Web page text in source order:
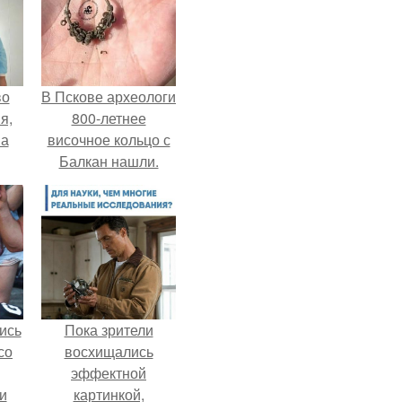
В Пскове археологи
800-летнее
височное кольцо с
Балкан нашли.
Пока зрители
восхищались
эффектной
картинкой,